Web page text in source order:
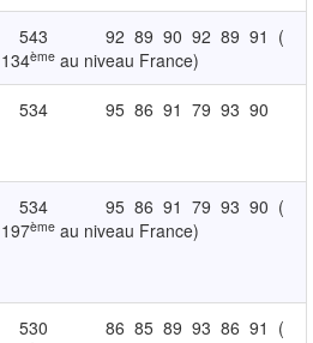
543 92 89 90 92 89 91 (
134èmeau niveau France)
534 95 86 91 79 93 90
534 95 86 91 79 93 90 (
197èmeau niveau France)
530 86 85 89 93 86 91 (